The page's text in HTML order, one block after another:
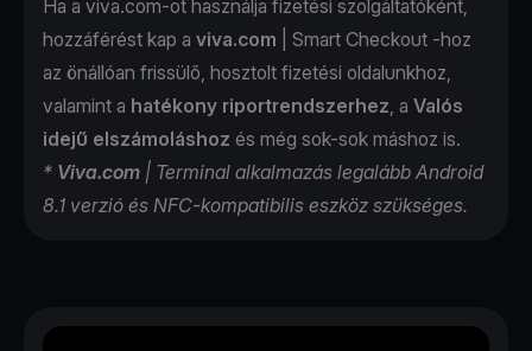
Ha a viva.com-ot használja fizetési szolgáltatóként,
hozzáférést kap a viva.com | Smart Checkout -hoz
az önállóan frissülő, hosztolt fizetési oldalunkhoz,
valamint a hatékony riportrendszerhez, a Valós
idejű elszámoláshoz és még sok-sok máshoz is.
* Viva.com | Terminal alkalmazás legalább Android
8.1 verzió és NFC-kompatibilis eszköz szükséges.